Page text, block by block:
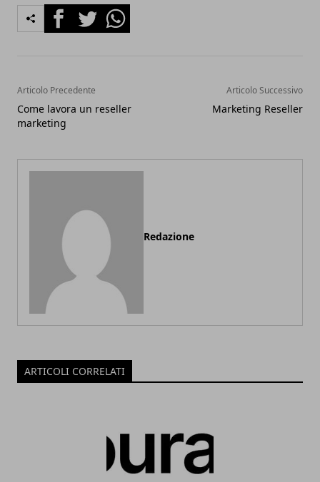
FacebookTwitterWhatsapp
Articolo Precedente
Come lavora un reseller
marketing
Articolo Successivo
Marketing Reseller
Redazione
ARTICOLI CORRELATI